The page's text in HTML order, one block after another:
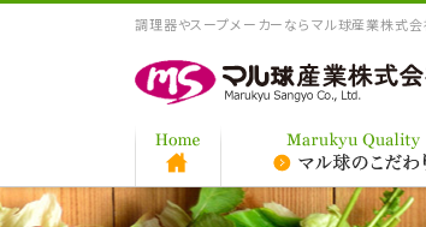
調理器やスープメーカーならマル球産業株式会